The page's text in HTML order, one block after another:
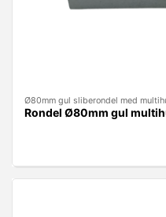
Ø80mm gul sliberondel med
Rondel Ø80mm gul